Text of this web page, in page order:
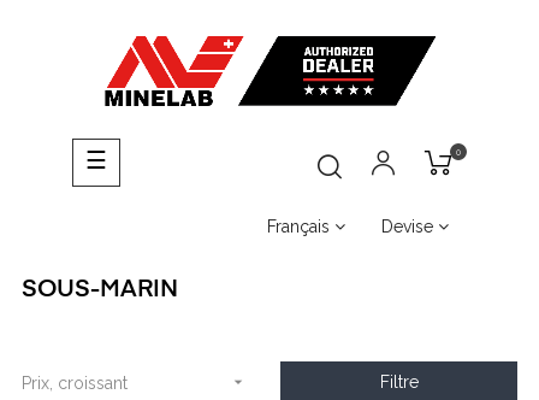
Basculer
la
☰ 0
Devise
Français
SOUS-MARIN
Prix, croissant  Filtre